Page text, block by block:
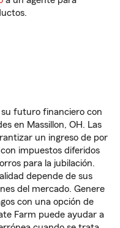
futuro financiero con
en Massillon, OH. Las
un ingreso de por
impuestos diferidos
para la jubilación.
depende de sus
del mercado. Genere
con una opción de
Farm puede ayudar a